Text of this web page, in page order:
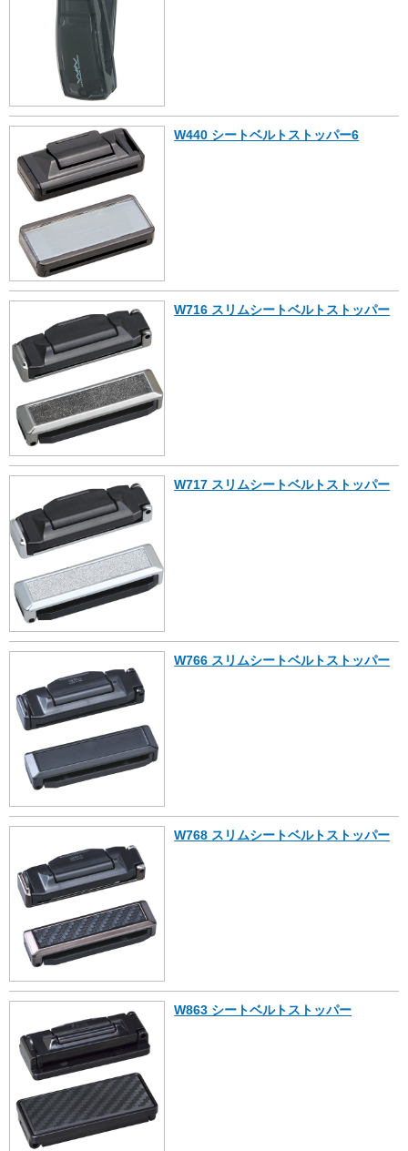
W440 シートベルトストッパー6
W716 スリムシートベルトストッパー
W717 スリムシートベルトストッパー
W766 スリムシートベルトストッパー
W768 スリムシートベルトストッパー
W863 シートベルトストッパー